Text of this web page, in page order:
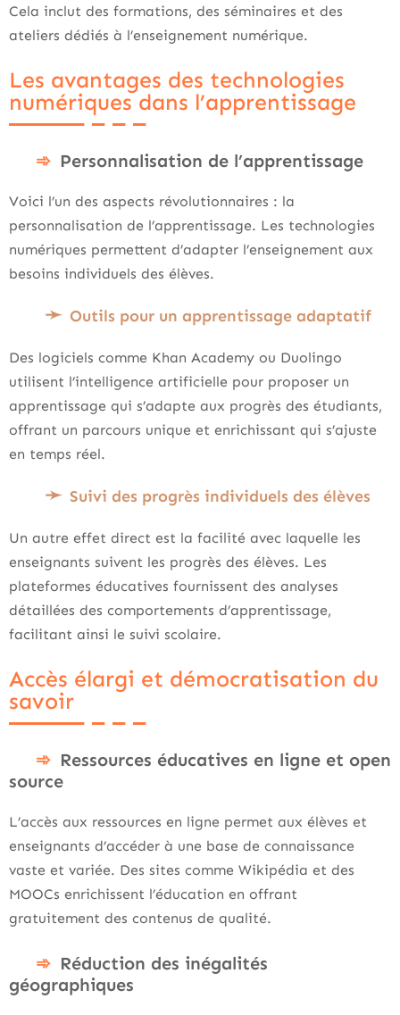
Cela inclut des formations, des séminaires et des
ateliers dédiés à l’enseignement numérique.
Les avantages des technologies
numériques dans l’apprentissage
Personnalisation de l’apprentissage
Voici l’un des aspects révolutionnaires : la
personnalisation de l’apprentissage. Les technologies
numériques permettent d’adapter l’enseignement aux
besoins individuels des élèves.
Outils pour un apprentissage adaptatif
Des logiciels comme Khan Academy ou Duolingo
utilisent l’intelligence artificielle pour proposer un
apprentissage qui s’adapte aux progrès des étudiants,
offrant un parcours unique et enrichissant qui s’ajuste
en temps réel.
Suivi des progrès individuels des élèves
Un autre effet direct est la facilité avec laquelle les
enseignants suivent les progrès des élèves. Les
plateformes éducatives fournissent des analyses
détaillées des comportements d’apprentissage,
facilitant ainsi le suivi scolaire.
Accès élargi et démocratisation du
savoir
Ressources éducatives en ligne et open
source
L’accès aux ressources en ligne permet aux élèves et
enseignants d’accéder à une base de connaissance
vaste et variée. Des sites comme Wikipédia et des
MOOCs enrichissent l’éducation en offrant
gratuitement des contenus de qualité.
Réduction des inégalités
géographiques